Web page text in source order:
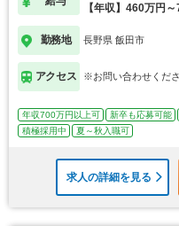
【年収】460万円
勤務地 長野県 飯田市
アクセス ※お問い合わせくだ
年収700万円以上可 新卒も応募可能
積極採用中
夏～秋入職可
求人の詳細を見る